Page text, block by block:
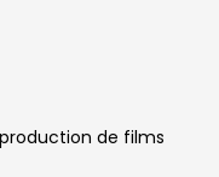
de films